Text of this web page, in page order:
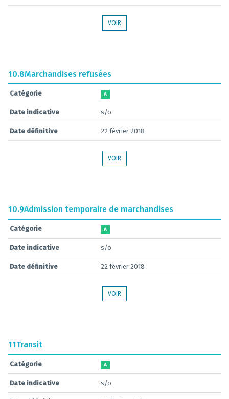
VOIR
10.8Marchandises refusées
Catégorie A
Date indicative s/o
Date définitive 22 février 2018
VOIR
10.9Admission temporaire de marchandises
Catégorie A
Date indicative s/o
Date définitive 22 février 2018
VOIR
11Transit
Catégorie A
Date indicative s/o